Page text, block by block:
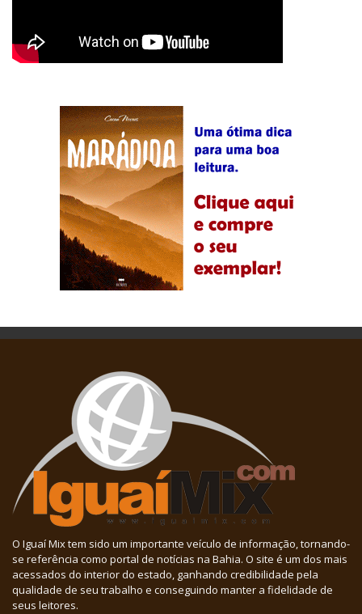
O Iguaí Mix tem sido um importante veículo de informação, tornando-
se referência como portal de notícias na Bahia. O site é um dos mais
acessados do interior do estado, ganhando credibilidade pela
qualidade de seu trabalho e conseguindo manter a fidelidade de
seus leitores.